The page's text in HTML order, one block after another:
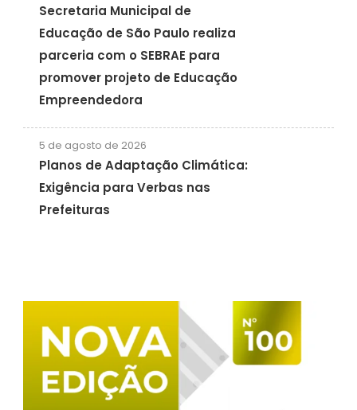
Secretaria Municipal de
Educação de São Paulo realiza
parceria com o SEBRAE para
promover projeto de Educação
Empreendedora
5 de agosto de 2026
Planos de Adaptação Climática:
Exigência para Verbas nas
Prefeituras